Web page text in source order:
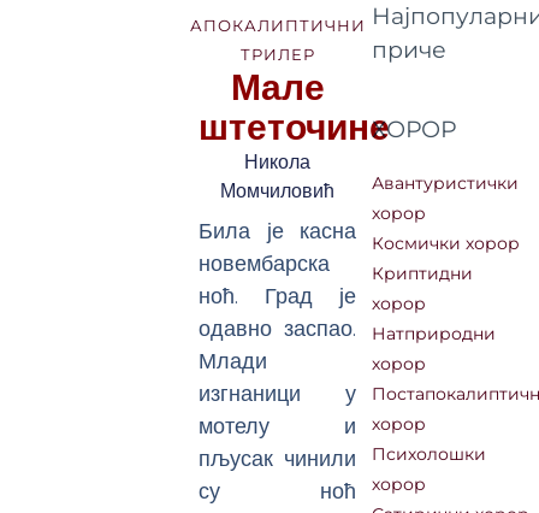
АПОКАЛИПТИЧНИ
ТРИЛЕР
Мале
штеточине
Никола
Момчиловић
Била је касна
новембарска
ноћ. Град је
одавно заспао.
Млади
изгнаници у
мотелу и
пљусак чинили
су ноћ
приче
ХОРОР
Авантуристички
хорор
Космички хорор
Криптидни
хорор
Натприродни
хорор
хорор
Психолошки
хорор